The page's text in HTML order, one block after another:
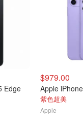
$979.00
紫色超美
Apple